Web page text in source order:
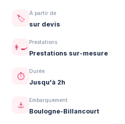
🏷️ À partir de
sur devis
👨‍🍳 Prestations
Prestations sur-mesure
⏱️ Durée
Jusqu'à 2h
⚓ Embarquement
Boulogne-Billancourt